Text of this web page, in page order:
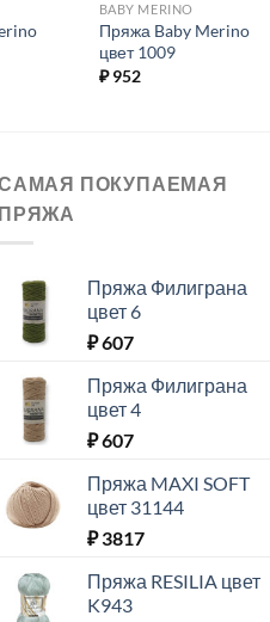
BABY MERINO
Пряжа Baby Merino
цвет 1009
₽952
ПОКУПАЕМАЯ
ПРЯЖА
Пряжа Филиграна
цвет 6
₽607
Пряжа Филиграна
цвет 4
₽607
Пряжа MAXI SOFT
цвет 31144
₽3817
Пряжа RESILIA цвет
K943